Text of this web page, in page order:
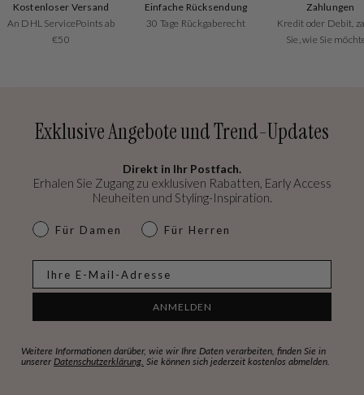
Kostenloser Versand
An DHL ServicePoints ab
€50
Einfache Rücksendung
30 Tage Rückgaberecht
Zahlungen
Kredit oder Debit,
Sie, wie Sie
Exklusive Angebote und Trend-Updates
Direkt in Ihr Postfach.
Erhalen Sie Zugang zu exklusiven Rabatten, Early Access
Neuheiten und Styling-Inspiration.
dames & heren
Für Damen Für Herren
ANMELDEN
Weitere Informationen darüber, wie wir Ihre Daten verarbeiten, finden Sie in
unserer Datenschutzerklärung. Sie können sich jederzeit kostenlos abmelden.